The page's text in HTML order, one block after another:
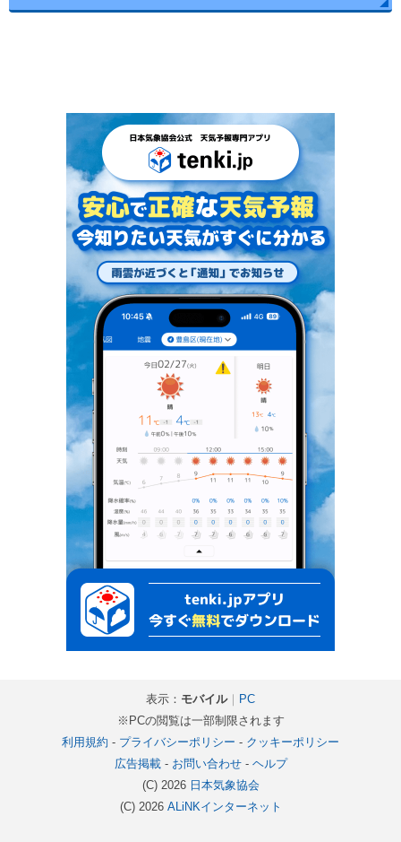
表示： モバイル｜ PC
※PCの閲覧は一部制限されます
利用規約 - プライバシーポリシー - クッキーポリシー
広告掲載- お問い合わせ- ヘルプ
(C) 2026 日本気象協会
(C) 2026 ALiNKインターネット